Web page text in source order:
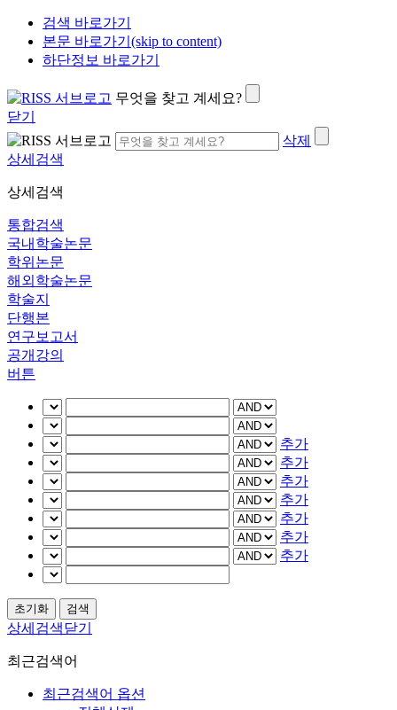
검색 바로가기
본문 바로가기(skip to content)
하단정보 바로가기
무엇을 찾고 계세요?
닫기
삭제
상세검색
상세검색
통합검색
국내학술논문
학위논문
해외학술논문
학술지
단행본
연구보고서
공개강의
버튼
추가
추가
추가
추가
추가
추가
추가
상세검색닫기
최근검색어
최근검색어 옵션